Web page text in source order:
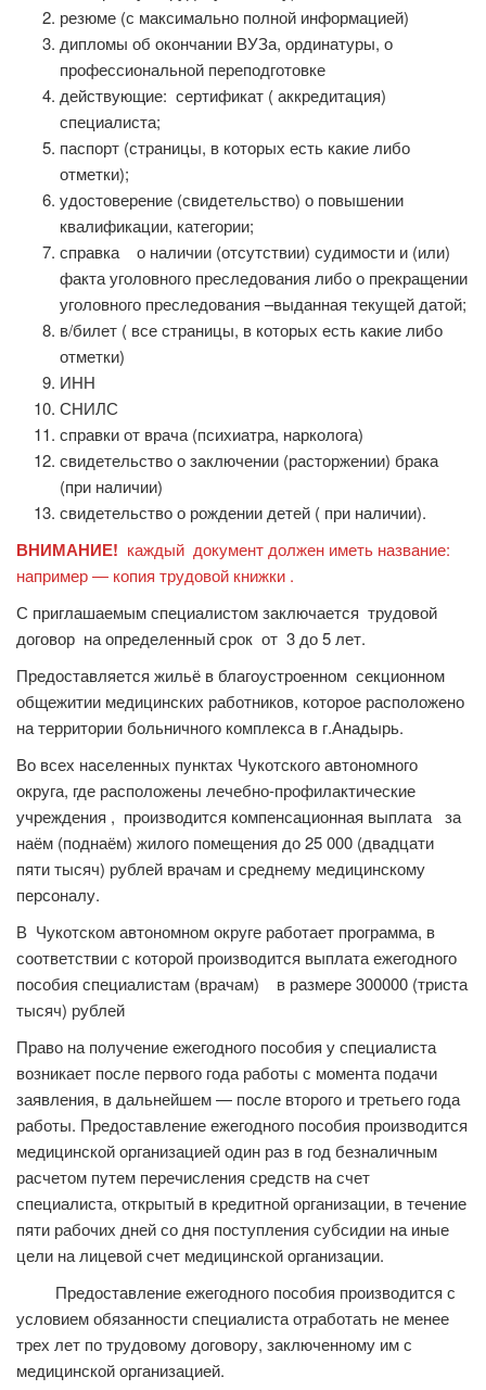
резюме (с максимально полной информацией)
дипломы об окончании ВУЗа, ординатуры, о
профессиональной переподготовке
действующие: сертификат ( аккредитация)
специалиста;
паспорт (страницы, в которых есть какие либо
отметки);
удостоверение (свидетельство) о повышении
квалификации, категории;
справка о наличии (отсутствии) судимости и (или)
факта уголовного преследования либо о прекращении
уголовного преследования –выданная текущей датой;
в/билет ( все страницы, в которых есть какие либо
отметки)
ИНН
СНИЛС
справки от врача (психиатра, нарколога)
свидетельство о заключении (расторжении) брака
(при наличии)
свидетельство о рождении детей ( при наличии).
ВНИМАНИЕ! каждый документ должен иметь название:
например — копия трудовой книжки .
С приглашаемым специалистом заключается трудовой
договор на определенный срок от 3 до 5 лет.
Предоставляется жильё в благоустроенном секционном
общежитии медицинских работников, которое расположено
на территории больничного комплекса в г.Анадырь.
Во всех населенных пунктах Чукотского автономного
округа, где расположены лечебно-профилактические
учреждения , производится компенсационная выплата за
наём (поднаём) жилого помещения до 25 000 (двадцати
пяти тысяч) рублей врачам и среднему медицинскому
персоналу.
В Чукотском автономном округе работает программа, в
соответствии с которой производится выплата ежегодного
пособия специалистам (врачам) в размере 300000 (триста
тысяч) рублей
Право на получение ежегодного пособия у специалиста
возникает после первого года работы с момента подачи
заявления, в дальнейшем — после второго и третьего года
работы. Предоставление ежегодного пособия производится
медицинской организацией один раз в год безналичным
расчетом путем перечисления средств на счет
специалиста, открытый в кредитной организации, в течение
пяти рабочих дней со дня поступления субсидии на иные
цели на лицевой счет медицинской организации.
Предоставление ежегодного пособия производится с
условием обязанности специалиста отработать не менее
трех лет по трудовому договору, заключенному им с
медицинской организацией.